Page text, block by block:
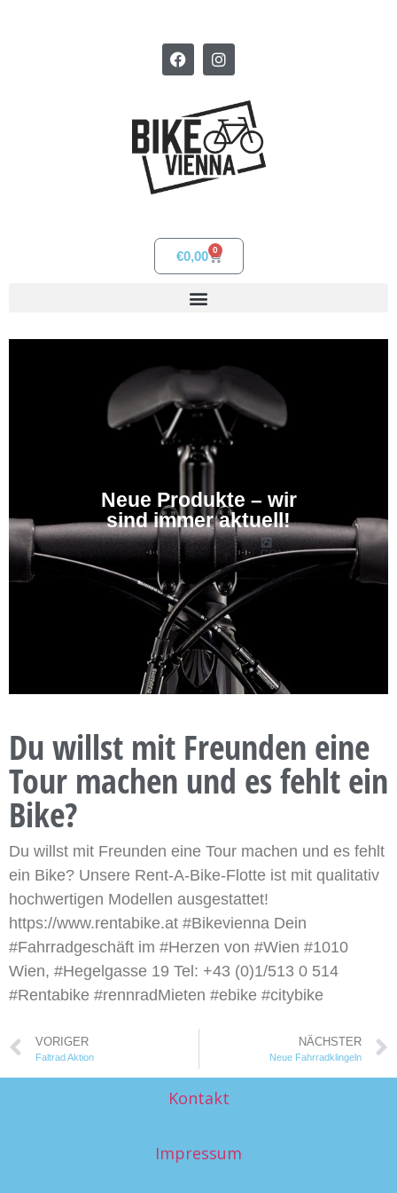
€0,00 0
Neue Produkte – wir
sind immer aktuell!
Du willst mit Freunden eine
Tour machen und es fehlt ein
Bike?
Du willst mit Freunden eine Tour machen und es fehlt
ein Bike? Unsere Rent-A-Bike-Flotte ist mit qualitativ
hochwertigen Modellen ausgestattet!
https://www.rentabike.at #Bikevienna Dein
#Fahrradgeschäft im #Herzen von #Wien #1010
Wien, #Hegelgasse 19 Tel: +43 (0)1/513 0 514
#Rentabike #rennradMieten #ebike #citybike
VORIGER
Faltrad Aktion
NÄCHSTER
Neue Fahrradklingeln
Kontakt
Impressum